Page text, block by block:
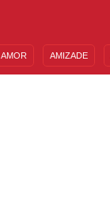
AMOR AMIZADE